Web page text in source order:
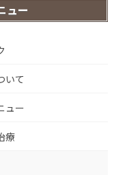
ュー
いて
ュー
療